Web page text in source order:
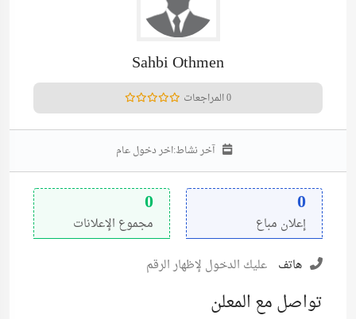
Sahbi Othmen
0 المراجعات
آخر نشاط:اخر دخول عام
0
إعلان مباع
0
مجموع الإعلانات
هاتف عليك الدخول لإظهار الرقم
تواصل مع المعلن